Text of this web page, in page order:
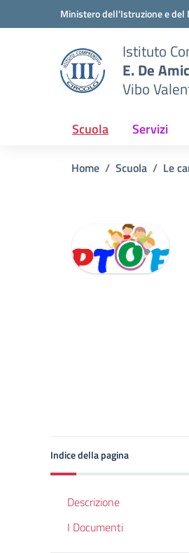
Vai ai contenuti
Vai al menu di navigazioneMinistero dell'Istruzione e del
Istituto
E. De
Vibo
Scuola Servizi
Home Scuola Le
Indice della pagina
Descrizione
I Documenti